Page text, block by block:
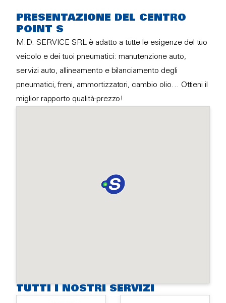
PRESENTAZIONE DEL CENTRO
POINT S
M.D. SERVICE SRL è adatto a tutte le esigenze del tuo
veicolo e dei tuoi pneumatici: manutenzione auto,
servizi auto, allineamento e bilanciamento degli
pneumatici, freni, ammortizzatori, cambio olio… Ottieni il
miglior rapporto qualità-prezzo!
TUTTI I NOSTRI SERVIZI